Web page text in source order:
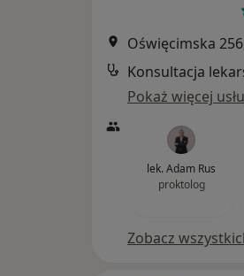
Oświęcimska
Konsultacja
Pokaż więcej
lek. Adam Rus
proktolog
Zobacz